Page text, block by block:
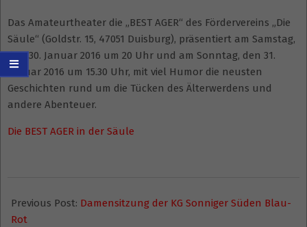
Das Amateurtheater die „BEST AGER“ des Fördervereins „Die
Säule“ (Goldstr. 15, 47051 Duisburg), präsentiert am Samstag,
den 30. Januar 2016 um 20 Uhr und am Sonntag, den 31.
Januar 2016 um 15.30 Uhr, mit viel Humor die neusten
Geschichten rund um die Tücken des Älterwerdens und
andere Abenteuer.
Die BEST AGER in der Säule
01-
10
Previous Post: Damensitzung der KG Sonniger Süden Blau-
Rot